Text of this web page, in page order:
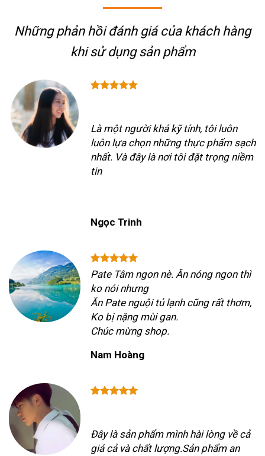
Những phản hồi đánh giá của khách hàng
khi sử dụng sản phẩm
Là một người khá kỹ tính, tôi luôn
luôn lựa chọn những thực phẩm sạch
nhất. Và đây là nơi tôi đặt trọng niềm
tin
Ngọc Trinh
Pate Tâm ngon nè. Ăn nóng ngon thì
ko nói nhưng
Ăn Pate nguội tủ lạnh cũng rất thơm,
Ko bị nặng mùi gan.
Chúc mừng shop.
Nam Hoàng
Đây là sản phẩm mình hài lòng về cả
giá cả và chất lượng.Sản phẩm an